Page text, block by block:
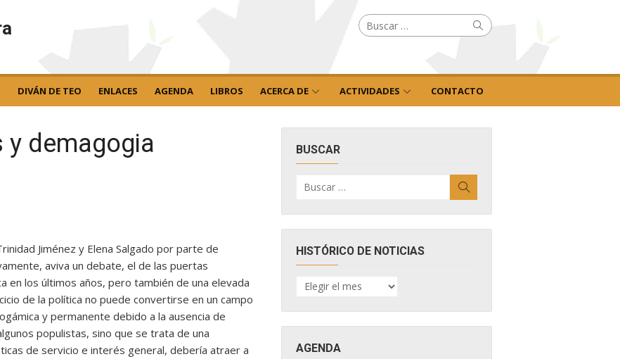
Buscar
por: Buscar
DIVÁN DE TEO ENLACES AGENDA LIBROS ACERCA DE ACTIVIDADES CONTACTO
y demagogia
Jiménez y Elena Salgado por parte de
aviva un debate, el de las puertas
en los últimos años, pero también de una elevada
de la política no puede convertirse en un campo
y permanente debido a la ausencia de
populistas, sino que se trata de una
de servicio e interés general, debería atraer a
BUSCAR
por:
HISTÓRICO DE NOTICIAS
HISTÓRICO
DE
AGENDA